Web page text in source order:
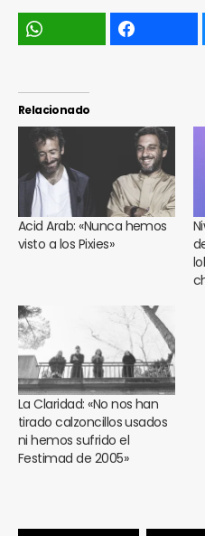
Relacionado
Acid Arab: «Nunca hemos
visto a los Pixies»
La Claridad: «No nos han
tirado calzoncillos usados
ni hemos sufrido el
Festimad de 2005»